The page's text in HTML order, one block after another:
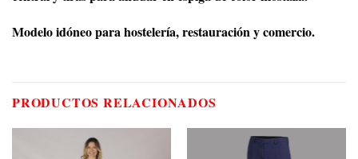
Modelo idóneo para hostelería, restauración y comercio.
PRODUCTOS RELACIONADOS